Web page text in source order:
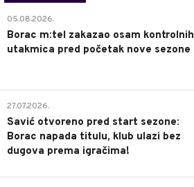
05.08.2026.
Borac m:tel zakazao osam kontrolnih
utakmica pred početak nove sezone
27.07.2026.
Savić otvoreno pred start sezone:
Borac napada titulu, klub ulazi bez
dugova prema igračima!